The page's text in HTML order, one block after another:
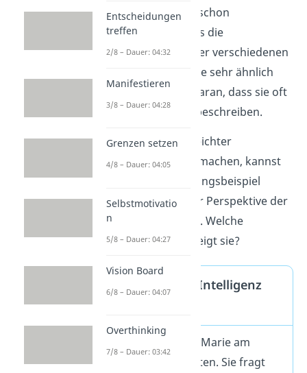
Vielleicht ist dir schon
aufgefallen, dass die
Kompetenzen der verschiedenen
Autoren teilweise sehr ähnlich
sind. Das liegt daran, dass sie oft
gleiche Inhalte beschreiben.
Um das etwas leichter
verständlich zu machen, kannst
du hier das Anfangsbeispiel
nochmal aus der Perspektive der
Frau betrachten. Welche
Kompetenzen zeigt sie?
Emotionale Intelligenz
Die Frau sieht Marie am
Fahrstuhl warten. Sie fragt
Entscheidungen
treffen
2/8 – Dauer: 04:32
Manifestieren
3/8 – Dauer: 04:28
Grenzen setzen
4/8 – Dauer: 04:05
Selbstmotivatio
n
5/8 – Dauer: 04:27
Vision Board
6/8 – Dauer: 04:07
Overthinking
7/8 – Dauer: 03:42